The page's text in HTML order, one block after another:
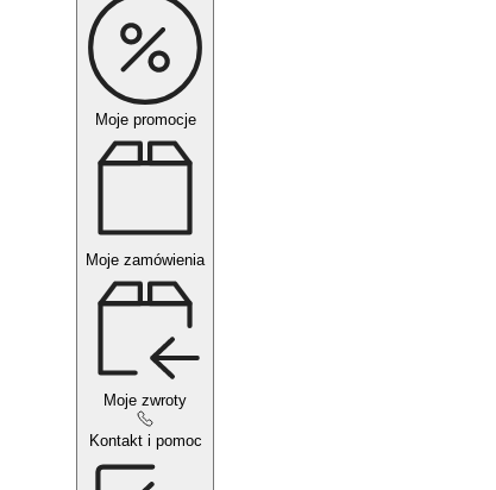
Moje promocje
Moje zamówienia
Moje zwroty
Kontakt i pomoc